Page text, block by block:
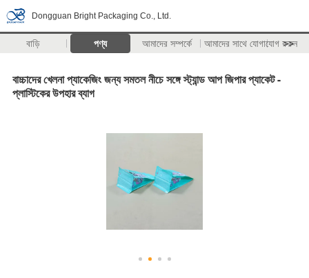
Dongguan Bright Packaging Co., Ltd.
বাড়ি পণ্য আমাদের সম্পর্কে আমাদের সাথে যোগাযোগ করুন
>>
বাচ্চাদের খেলনা প্যাকেজিং জন্য সমতল নীচে সঙ্গে স্ট্যান্ড আপ জিপার প্যাকেট -
প্লাস্টিকের উপহার ব্যাগ